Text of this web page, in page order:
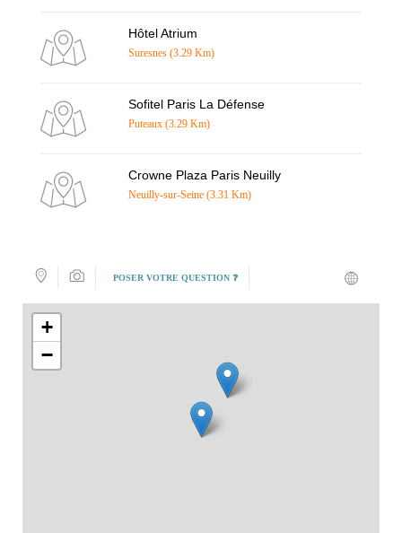
Hôtel Atrium
Suresnes (3.29 Km)
Sofitel Paris La Défense
Puteaux (3.29 Km)
Crowne Plaza Paris Neuilly
Neuilly-sur-Seine (3.31 Km)
POSER VOTRE QUESTION ❓
+
−